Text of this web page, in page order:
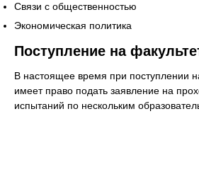
Связи с общественностью
Экономическая политика
Поступление на
В настоящее время при поступлении
имеет право подать заявление на
испытаний по нескольким